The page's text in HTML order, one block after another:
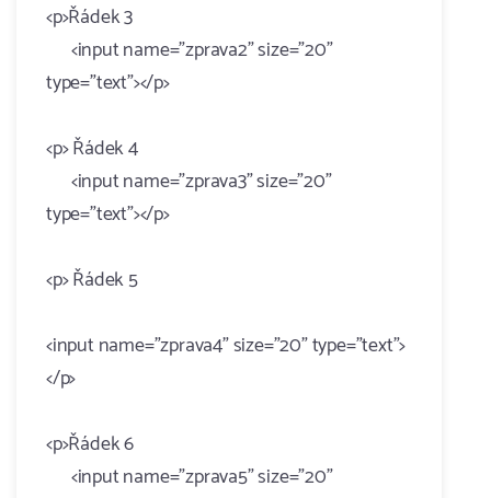
<p>Řádek 3
<input name="zprava2" size="20"
type="text"></p>
<p> Řádek 4
<input name="zprava3" size="20"
type="text"></p>
<p> Řádek 5
<input name="zprava4" size="20" type="text">
</p>
<p>Řádek 6
<input name="zprava5" size="20"